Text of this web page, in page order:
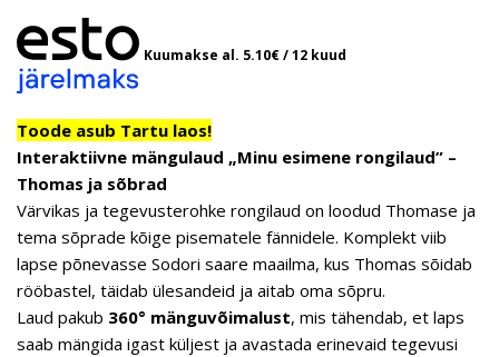
Kuumakse al. 5.10€/ 12 kuud
Toode asub Tartu laos!
Interaktiivne mängulaud „Minu esimene rongilaud” –
Thomas ja sõbrad
Värvikas ja tegevusterohke rongilaud on loodud Thomase ja
tema sõprade kõige pisematele fännidele. Komplekt viib
lapse põnevasse Sodori saare maailma, kus Thomas sõidab
rööbastel, täidab ülesandeid ja aitab oma sõpru.
Laud pakub 360° mänguvõimalust, mis tähendab, et laps
saab mängida igast küljest ja avastada erinevaid tegevusi